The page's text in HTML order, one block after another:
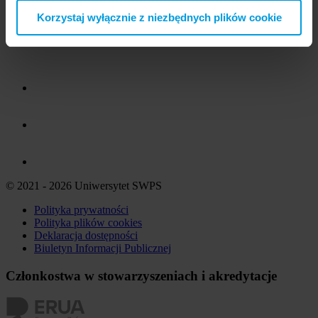
Korzystaj wyłącznie z niezbędnych plików cookie
© 2021 - 2026 Uniwersytet SWPS
Polityka prywatności
Polityka plików cookies
Deklaracja dostępności
Biuletyn Informacji Publicznej
Członkostwa w stowarzyszeniach i akredytacje